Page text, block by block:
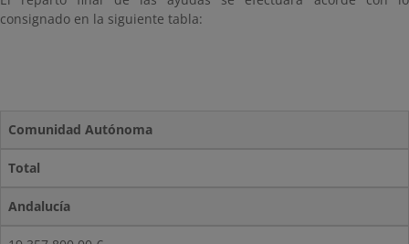
consignado en la siguiente tabla:
Comunidad Autónoma
Total
Andalucía